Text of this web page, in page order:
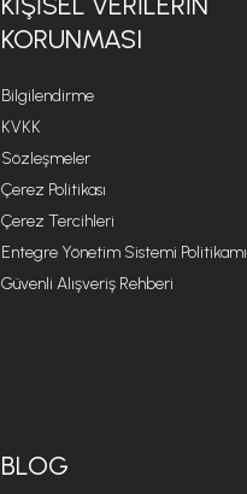
KORUNMASI
Bilgilendirme
KVKK
Sözleşmeler
Çerez Politikası
Çerez Tercihleri
Entegre Yönetim Sistemi
Güvenli Alışveriş Rehberi
BLOG